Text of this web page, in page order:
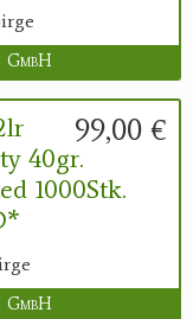
99,00 €
40gr.
1000Stk.